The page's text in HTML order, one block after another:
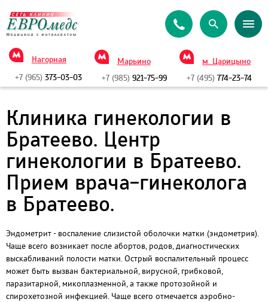
Нагорная
+7 (965) 373-03-03
Марьино
+7 (985)921-75-99
м. Царицыно
+7 (495) 774-23-74
Клиника гинекологии в
Братеево. Центр
гинекологии в Братеево.
Прием врача-гинеколога
в Братеево.
Эндометрит - воспаление слизистой оболочки матки (эндометрия).
Чаще всего возникает после абортов, родов, диагностических
выскабливаний полости матки. Острый воспалительный процесс
может быть вызван бактериальной, вирусной, грибковой,
паразитарной, микоплазменной, а также протозойной и
спирохетозной инфекцией. Чаще всего отмечается аэробно-